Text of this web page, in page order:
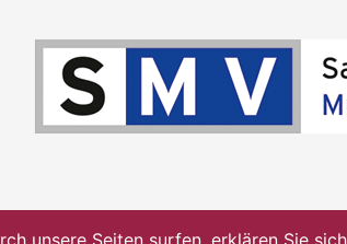
unsere Seiten surfen, erklären Sie